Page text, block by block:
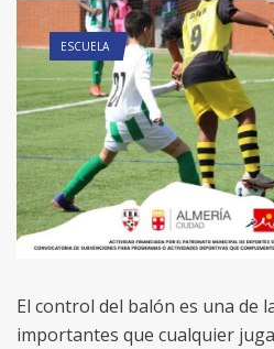
ESCUELA
El control del balón es una de
importantes que cualquier